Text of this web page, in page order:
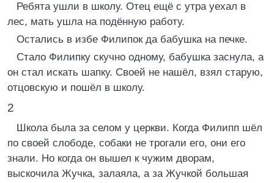
Ребята ушли в школу. Отец ещё с утра уехал в
лес, мать ушла на подённую работу.
Остались в избе Филипок да бабушка на печке.
Стало Филипку скучно одному, бабушка заснула, а
он стал искать шапку. Своей не нашёл, взял старую,
отцовскую и пошёл в школу.
2
Школа была за селом у церкви. Когда Филипп шёл
по своей слободе, собаки не трогали его, они его
знали. Но когда он вышел к чужим дворам,
выскочила Жучка, залаяла, а за Жучкой большая